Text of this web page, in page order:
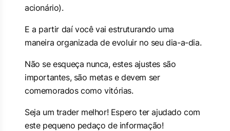
acionário).
E a partir daí você vai estruturando uma
maneira organizada de evoluir no seu dia-a-dia.
Não se esqueça nunca, estes ajustes são
importantes, são metas e devem ser
comemorados como vitórias.
Seja um trader melhor! Espero ter ajudado com
este pequeno pedaço de informação!